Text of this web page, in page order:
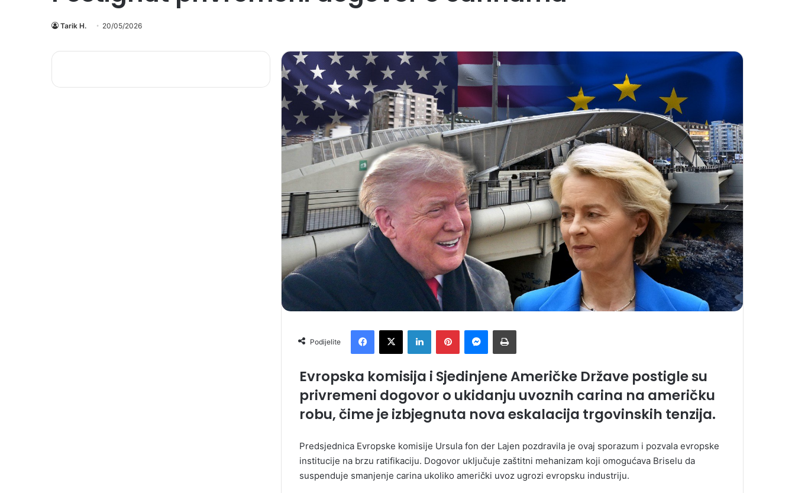
Tarik H. 20/05/2026
Podijelite
Evropska komisija i Sjedinjene Američke Države postigle su
privremeni dogovor o ukidanju uvoznih carina na američku
robu, čime je izbjegnuta nova eskalacija trgovinskih tenzija.
Predsjednica Evropske komisije Ursula fon der Lajen pozdravila je ovaj sporazum i pozvala evropske
institucije na brzu ratifikaciju. Dogovor uključuje zaštitni mehanizam koji omogućava Briselu da
suspenduje smanjenje carina ukoliko američki uvoz ugrozi evropsku industriju.